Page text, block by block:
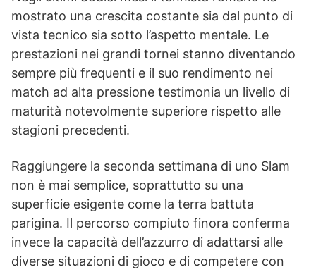
mostrato una crescita costante sia dal punto di
vista tecnico sia sotto l’aspetto mentale. Le
prestazioni nei grandi tornei stanno diventando
sempre più frequenti e il suo rendimento nei
match ad alta pressione testimonia un livello di
maturità notevolmente superiore rispetto alle
stagioni precedenti.
Raggiungere la seconda settimana di uno Slam
non è mai semplice, soprattutto su una
superficie esigente come la terra battuta
parigina. Il percorso compiuto finora conferma
invece la capacità dell’azzurro di adattarsi alle
diverse situazioni di gioco e di competere con